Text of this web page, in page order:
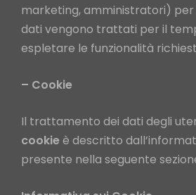
marketing, amministratori) per
dati vengono trattati per il
espletare le funzionalità
– Cookie
Il trattamento dei dati degli
cookie è descritto
presente nella seguente